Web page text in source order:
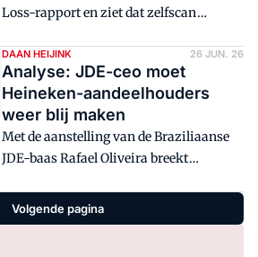
Loss-rapport en ziet dat zelfscan
bedrijfsderving veroorzaakt. Maar het
opvallendste cijfer staat ergens anders:
de aandacht van retailers zit nog steeds
op het ene dervingstype.
DAAN HEIJINK 26 JUN. 26
Analyse: JDE-ceo moet
Heineken-aandeelhouders
weer blij maken
Met de aanstelling van de Braziliaanse
JDE-baas Rafael Oliveira breekt
Heineken kwam de ceo van binnen het
bedrijf. Maar oud-Hollandse tradities
Volgende pagina